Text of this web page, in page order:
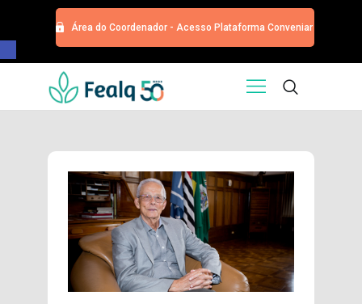
Barra de Ferramentas Aberta
Área do Coordenador - Acesso Plataforma Conveniar
HOME
EDITORA
PROGRAMA DE APOIOS
TRABALHE CONOSCO
NOTÍCIAS
CONTATO
ESPECIALIZAÇÕES USP